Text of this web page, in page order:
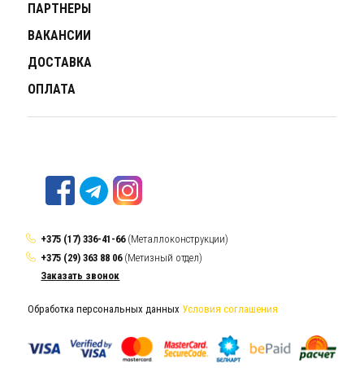
ПАРТНЕРЫ
ВАКАНСИИ
ДОСТАВКА
ОПЛАТА
+375 (17) 336-41-66 (Металлоконструкции)
+375 (29) 363 88 06(Метизный отдел)
Заказать звонок
Обработка персональных данных Условия соглашения